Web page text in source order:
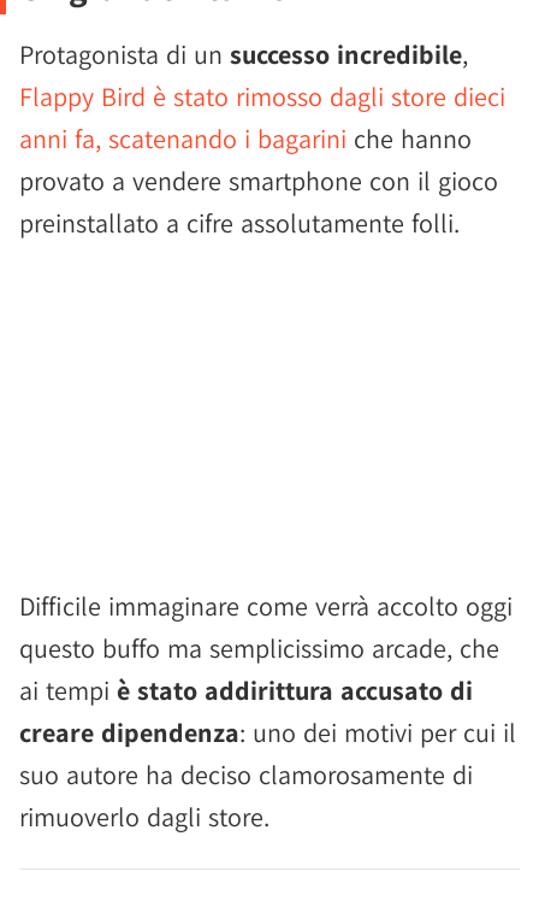
Protagonista di un successo incredibile,
Flappy Bird è stato rimosso dagli store dieci
anni fa, scatenando i bagarini che hanno
provato a vendere smartphone con il gioco
preinstallato a cifre assolutamente folli.
Difficile immaginare come verrà accolto oggi
questo buffo ma semplicissimo arcade, che
ai tempi è stato addirittura accusato di
creare dipendenza: uno dei motivi per cui il
suo autore ha deciso clamorosamente di
rimuoverlo dagli store.